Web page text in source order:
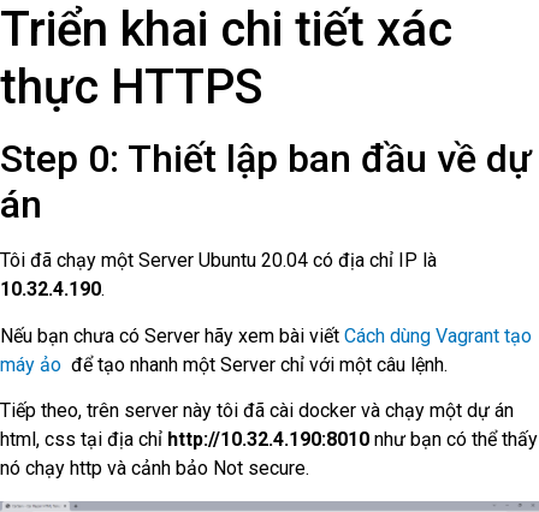
Triển khai chi tiết xác
thực HTTPS
Step 0: Thiết lập ban đầu về dự
án
Tôi đã chạy một Server Ubuntu 20.04 có địa chỉ IP là
10.32.4.190.
Nếu bạn chưa có Server hãy xem bài viết Cách dùng Vagrant tạo
máy ảo để tạo nhanh một Server chỉ với một câu lệnh.
Tiếp theo, trên server này tôi đã cài docker và chạy một dự án
html, css tại địa chỉ http://10.32.4.190:8010 như bạn có thể thấy
nó chạy http và cảnh bảo Not secure.